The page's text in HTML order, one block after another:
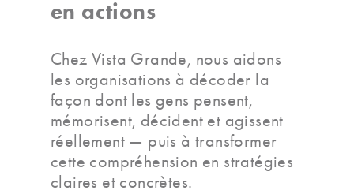
en actions
Chez Vista Grande, nous aidons
les organisations à décoder la
façon dont les gens pensent,
mémorisent, décident et agissent
réellement — puis à transformer
cette compréhension en stratégies
claires et concrètes.